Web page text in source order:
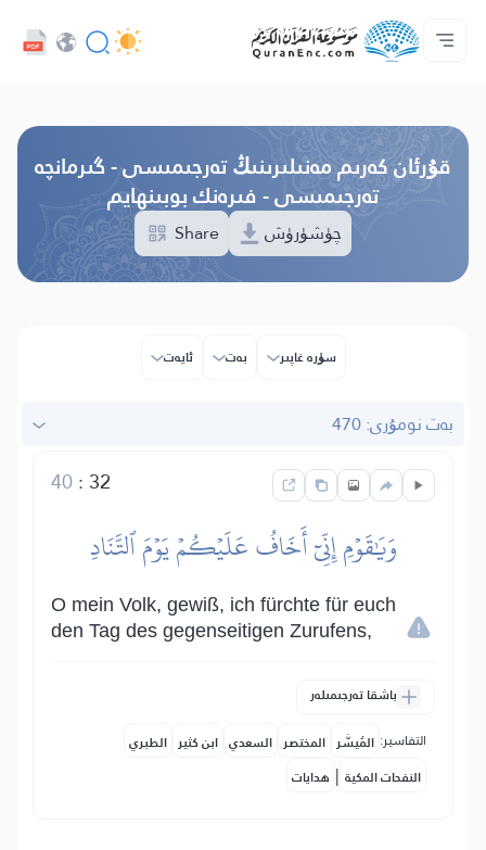
ئاساسى
تەرجىمىلەر مۇندەرىجىسى
Audio
كەسىپدارلار مۇلازىمىتى - API
پىلان ھەققىدە
بىز بىلەن ئالاقە قىلىڭ
تىل
قۇرئان كەرىم مەنىلىرىنىڭ تەرجىمىسى - گىرمانچە
تەرجىمىسى - فىرەنك بوبىنھايم
چۈشۈرۈش Share
سۈرە غاپىر بەت ئايەت
بەت نومۇرى: 470
32
:
40
وَيَٰقَوۡمِ إِنِّيٓ أَخَافُ عَلَيۡكُمۡ يَوۡمَ ٱلتَّنَادِ
O mein Volk, gewiß, ich fürchte für euch
den Tag des gegenseitigen Zurufens,
باشقا تەرجىمىلەر
التفاسير: المُيسَّر المختصر السعدي ابن كثير الطبري
النفحات المكية | هدايات